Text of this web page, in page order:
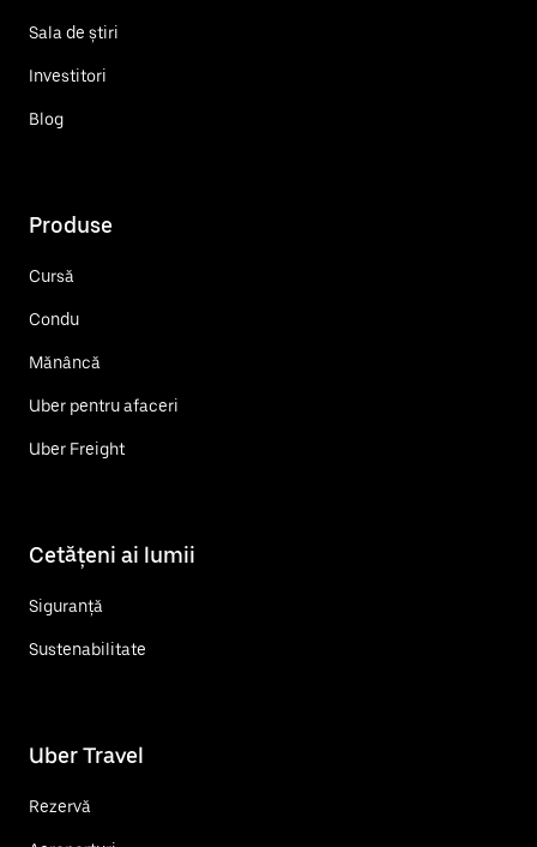
Sala de știri
Investitori
Blog
Produse
Cursă
Condu
Mănâncă
Uber pentru afaceri
Uber Freight
Cetățeni ai lumii
Siguranță
Sustenabilitate
Uber Travel
Rezervă